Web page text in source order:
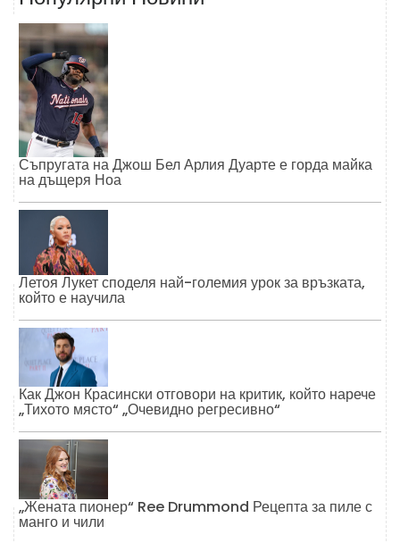
Съпругата на Джош Бел Арлия Дуарте е горда майка
на дъщеря Ноа
Летоя Лукет споделя най-големия урок за връзката,
който е научила
Как Джон Красински отговори на критик, който нарече
„Тихото място“ „Очевидно регресивно“
„Жената пионер“ Ree Drummond Рецепта за пиле с
манго и чили